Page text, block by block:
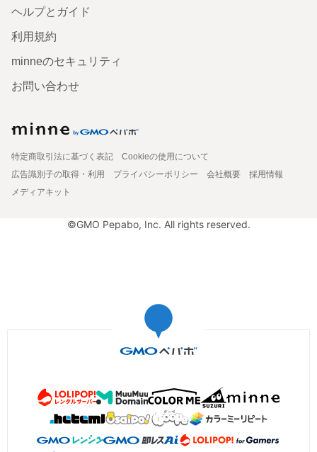
ヘルプとガイド
利用規約
minneのセキュリティ
お問い合わせ
特定商取引法に基づく表記
Cookieの使用について
広告識別子の取得・利用
プライバシーポリシー 会社概要
採用情報
メディアキット
©GMO Pepabo, Inc. All rights reserved.